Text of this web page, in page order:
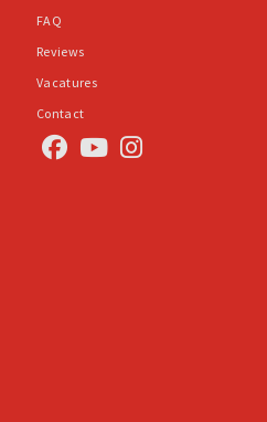
FAQ
Reviews
Vacatures
Contact